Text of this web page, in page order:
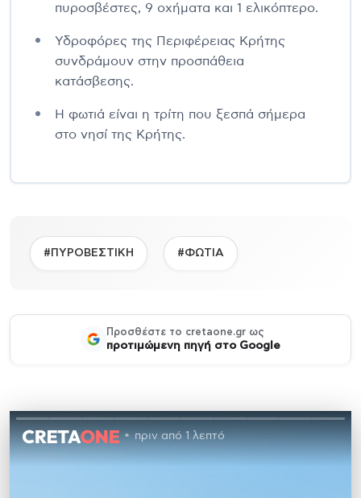
πυροσβέστες, 9 οχήματα και 1 ελικόπτερο.
Υδροφόρες της Περιφέρειας Κρήτης
συνδράμουν στην προσπάθεια
κατάσβεσης.
Η φωτιά είναι η τρίτη που ξεσπά σήμερα
στο νησί της Κρήτης.
#ΠΥΡΟΒΕΣΤΙΚΗ #ΦΩΤΙΑ
Προσθέστε το cretaone.gr ως
προτιμώμενη πηγή στο Google
πριν από 1 λεπτό